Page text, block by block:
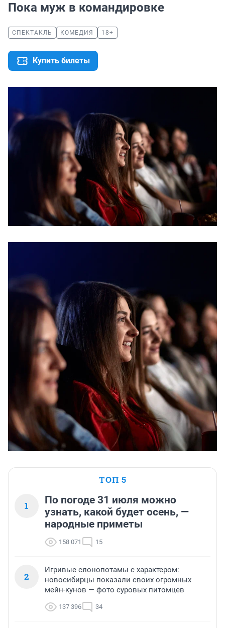
Пока муж в командировке
СПЕКТАКЛЬ КОМЕДИЯ 18+
Купить билеты
ТОП 5
1
По погоде 31 июля можно
узнать, какой будет осень, —
народные приметы
158 071 15
2
Игривые слонопотамы с характером:
новосибирцы показали своих огромных
мейн-кунов — фото суровых питомцев
137 396 34